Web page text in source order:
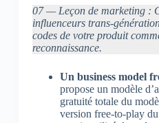
07 — Leçon de marketing :
influenceurs trans-
codes de votre produit
reconnaissance.
Un business model
propose un modèle
gratuité totale du
version free-to-play